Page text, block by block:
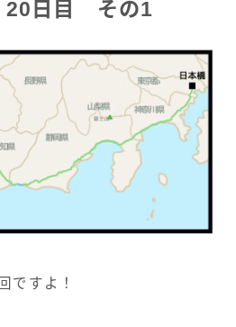
20日目 その1
ですよ！